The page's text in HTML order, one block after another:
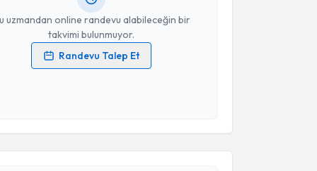
uzmandan online randevu alabileceğin bir
takvimi bulunmuyor.
Randevu Talep Et
verilerimin işlenmesine ilişkinAydınlatma Metni
Talebi